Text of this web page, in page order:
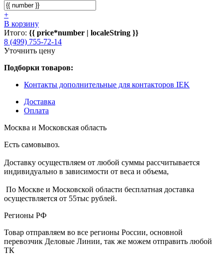
+
В корзину
Итого: {{ price*number | localeString }}
8 (499) 755-72-14
Уточнить цену
Подборки товаров:
Контакты дополнительные для контакторов IEK
Доставка
Оплата
Москва и Московская область
Есть самовывоз.
Доставку осуществляем от любой суммы рассчитывается
индивидуально в зависимости от веса и объема,
По Москве и Московской области бесплатная доставка
осуществляется от 55тыс рублей.
Регионы РФ
Товар отправляем во все регионы России, основной
перевозчик Деловые Линии, так же можем отправить любой
ТК